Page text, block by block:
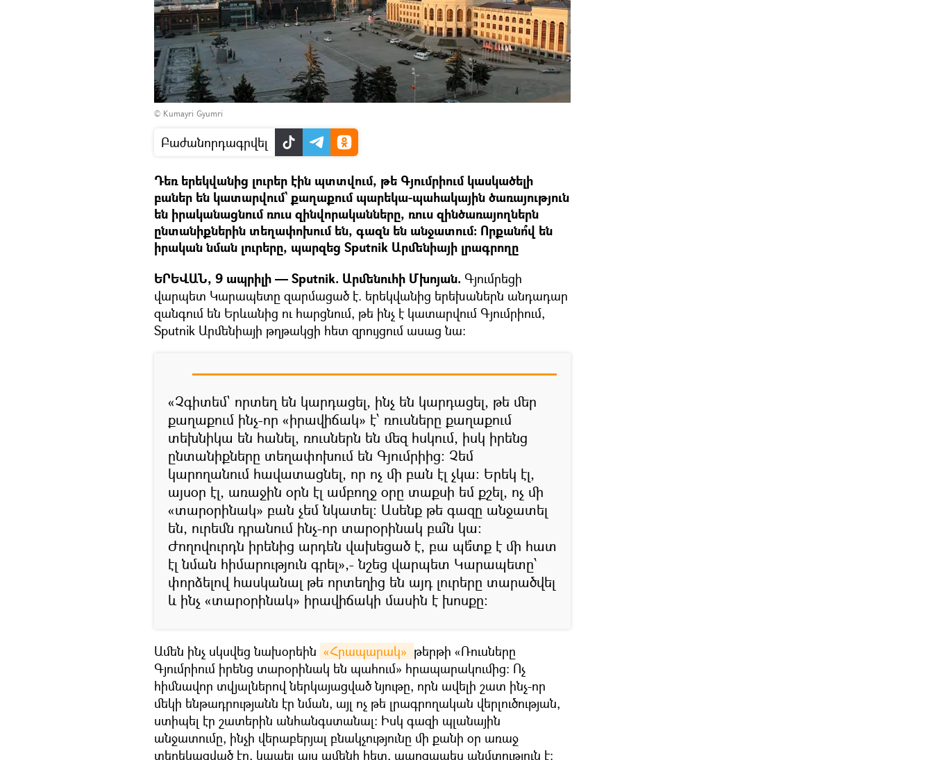
© Kumayri Gyumri
Բաժանորդագրվել
Դեռ երեկվանից լուրեր էին պտտվում, թե Գյումրիում կասկածելի
բաներ են կատարվում` քաղաքում պարեկա-պահակային ծառայություն
են իրականացնում ռուս զինվորականները, ռուս զինծառայողներն
ընտանիքներին տեղափոխում են, գազն են անջատում։ Որքանո՞վ են
իրական նման լուրերը, պարզեց Sputnik Արմենիայի լրագրողը
ԵՐԵՎԱՆ, 9 ապրիլի — Sputnik. Արմենուհի Մխոյան. Գյումրեցի
վարպետ Կարապետը զարմացած է. երեկվանից երեխաներն անդադար
զանգում են Երևանից ու հարցնում, թե ինչ է կատարվում Գյումրիում,
Sputnik Արմենիայի թղթակցի հետ զրույցում ասաց նա:
«Չգիտեմ` որտեղ են կարդացել, ինչ են կարդացել, թե մեր
քաղաքում ինչ-որ «իրավիճակ» է՝ ռուսները քաղաքում
տեխնիկա են հանել, ռուսներն են մեզ հսկում, իսկ իրենց
ընտանիքները տեղափոխում են Գյումրիից: Չեմ
կարողանում հավատացնել, որ ոչ մի բան էլ չկա: Երեկ էլ,
այսօր էլ, առաջին օրն էլ ամբողջ օրը տաքսի եմ քշել, ոչ մի
«տարօրինակ» բան չեմ նկատել: Ասենք թե գազը անջատել
են, ուրեմն դրանում ինչ-որ տարօրինակ բա՞ն կա:
Ժողովուրդն իրենից արդեն վախեցած է, բա պե՞տք է մի հատ
էլ նման հիմարություն գրել»,- նշեց վարպետ Կարապետը՝
փորձելով հասկանալ թե որտեղից են այդ լուրերը տարածվել
և ինչ «տարօրինակ» իրավիճակի մասին է խոսքը:
Ամեն ինչ սկսվեց նախօրեին «Հրապարակ» թերթի «Ռուսները
Գյումրիում իրենց տարօրինակ են պահում» հրապարակումից: Ոչ
հիմնավոր տվյալներով ներկայացված նյութը, որն ավելի շատ ինչ-որ
մեկի ենթադրությանն էր նման, այլ ոչ թե լրագրողական վերլուծության,
ստիպել էր շատերին անհանգստանալ: Իսկ գազի պլանային
անջատումը, ինչի վերաբերյալ բնակչությունը մի քանի օր առաջ
տեղեկացված էր, կապել այս ամենի հետ, պարզապես անմտություն է: